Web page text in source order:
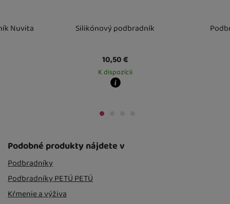
Silikónový podbradník
10,50€
K dispozícii
18. 8.
Nuvita
Podobné produkty nájdete v
Podbradníky
Podbradníky PETÚ PETÚ
Kŕmenie a výživa